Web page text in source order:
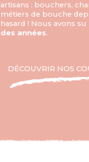
artisans : bouchers,
métiers de bouche
hasard ! Nous avons su
des années.
DÉCOUVRIR NOS